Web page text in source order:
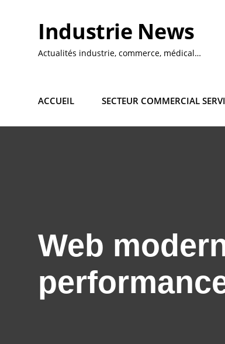
Industrie News
Actualités industrie, commerce, médical…
ACCUEIL SECTEUR COMMERCIAL
Web